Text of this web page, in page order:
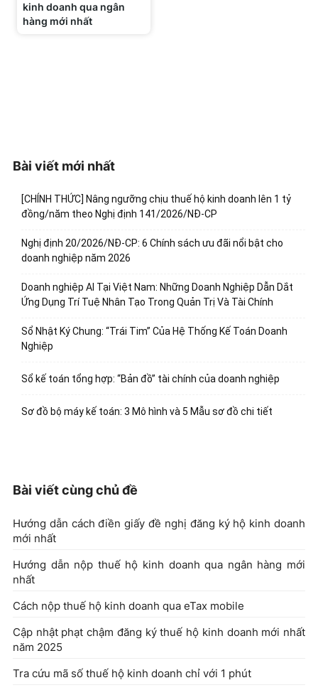
kinh doanh qua ngân
hàng mới nhất
Bài viết mới nhất
[CHÍNH THỨC] Nâng ngưỡng chịu thuế hộ kinh doanh lên 1 tỷ
đồng/năm theo Nghị định 141/2026/NĐ-CP
Nghị định 20/2026/NĐ-CP: 6 Chính sách ưu đãi nổi bật cho
doanh nghiệp năm 2026
Doanh nghiệp AI Tại Việt Nam: Những Doanh Nghiệp Dẫn Dắt
Ứng Dụng Trí Tuệ Nhân Tạo Trong Quản Trị Và Tài Chính
Sổ Nhật Ký Chung: “Trái Tim” Của Hệ Thống Kế Toán Doanh
Nghiệp
Sổ kế toán tổng hợp: “Bản đồ” tài chính của doanh nghiệp
Sơ đồ bộ máy kế toán: 3 Mô hình và 5 Mẫu sơ đồ chi tiết
Bài viết cùng chủ đề
Hướng dẫn cách điền giấy đề nghị đăng ký hộ kinh doanh
mới nhất
Hướng dẫn nộp thuế hộ kinh doanh qua ngân hàng mới
nhất
Cách nộp thuế hộ kinh doanh qua eTax mobile
Cập nhật phạt chậm đăng ký thuế hộ kinh doanh mới nhất
năm 2025
Tra cứu mã số thuế hộ kinh doanh chỉ với 1 phút